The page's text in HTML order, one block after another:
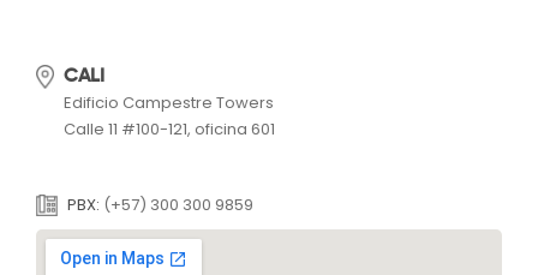
CALI
Edificio Campestre Towers
Calle 11 #100-121, oficina 601
PBX: (+57) 300 300 9859